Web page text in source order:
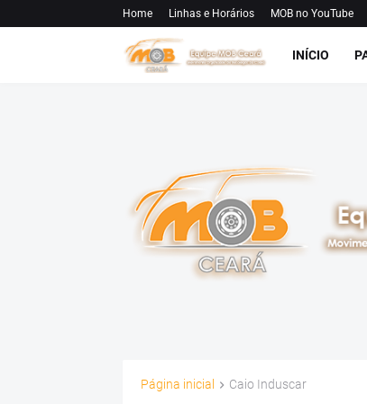
Home Linhas e Horários MOB no YouTube
INÍCIO
Página inicial Caio Induscar